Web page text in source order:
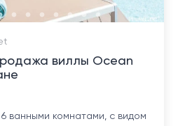
виллы Ocean
ванными комнатами, с видом